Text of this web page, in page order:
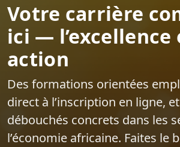
Votre carrière
ici — l’excellence
action
Des formations orientées
direct à l’inscription en ligne,
débouchés concrets dans les
l’économie africaine. Faites le